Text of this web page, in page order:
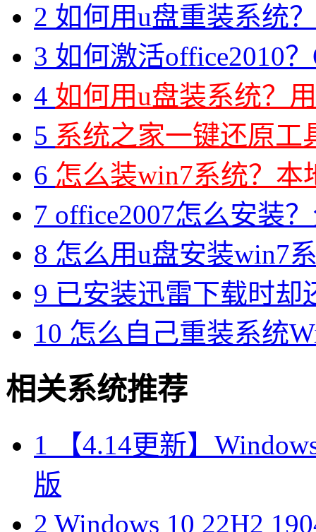
2 如何用u盘重装系统
3 如何激活office2010
4 如何用u盘装系统？
5 系统之家一键还原工
6 怎么装win7系统？本
7 office2007怎么安装
8 怎么用u盘安装win7
9 已安装迅雷下载时却
10 怎么自己重装系统
相关系统推荐
1 【4.14更新】
版
2 Windows 10 22H2